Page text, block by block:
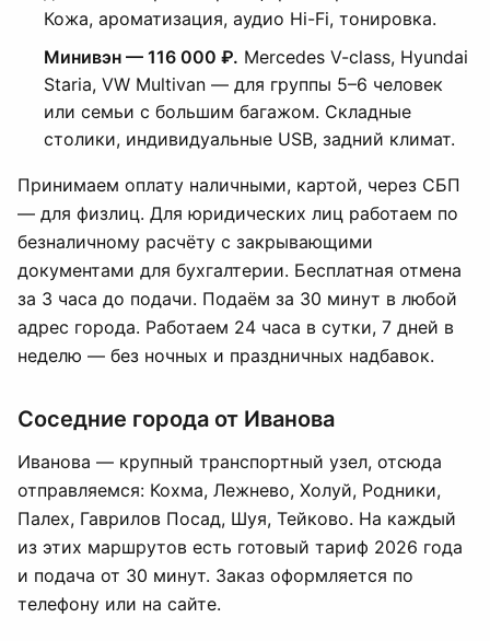
Кожа, ароматизация, аудио Hi-Fi, тонировка.
Минивэн — 116 000 ₽. Mercedes V-class, Hyundai
Staria, VW Multivan — для группы 5–6 человек
или семьи с большим багажом. Складные
столики, индивидуальные USB, задний климат.
Принимаем оплату наличными, картой, через СБП
— для физлиц. Для юридических лиц работаем по
безналичному расчёту с закрывающими
документами для бухгалтерии. Бесплатная отмена
за 3 часа до подачи. Подаём за 30 минут в любой
адрес города. Работаем 24 часа в сутки, 7 дней в
неделю — без ночных и праздничных надбавок.
Соседние города от Иванова
Иванова — крупный транспортный узел, отсюда
отправляемся: Кохма, Лежнево, Холуй, Родники,
Палех, Гаврилов Посад, Шуя, Тейково. На каждый
из этих маршрутов есть готовый тариф 2026 года
и подача от 30 минут. Заказ оформляется по
телефону или на сайте.